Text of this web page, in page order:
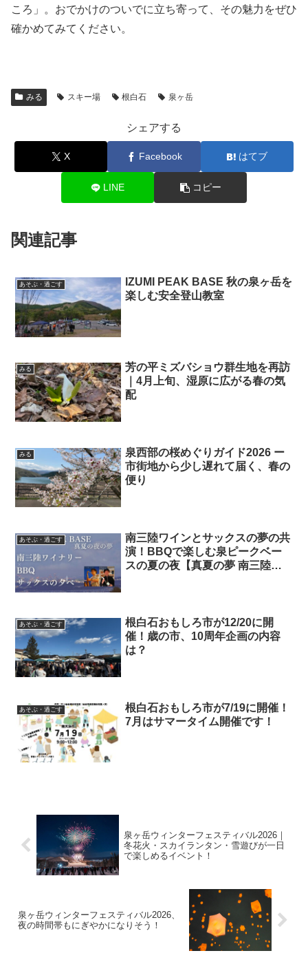
ころ」。おでかけのついでに立ち寄って、その魅力をぜひ
確かめてみてください。
みる スキー場 根白石 泉ヶ岳
シェアする
X Facebook はてブ
LINE コピー
関連記事
あそぶ・過ごす
IZUMI PEAK BASE 秋の泉ヶ岳を
楽しむ安全登山教室
みる
芳の平ミズバショウ群生地を再訪
｜4月上旬、湿原に広がる春の気
配
みる
泉西部の桜めぐりガイド2026 ー
市街地から少し遅れて届く、春の
便り
あそぶ・過ごす
南三陸ワインとサックスの夢の共
演！BBQで楽しむ泉ピークベー
スの夏の夜【真夏の夢 南三陸ワ
あそぶ・過ごす
根白石おもしろ市が12/20に開
催！歳の市、10周年企画の内容
は？
あそぶ・過ごす
根白石おもしろ市が7/19に開催！
7月はサマータイム開催です！
泉ヶ岳ウィンターフェスティバル2026｜
冬花火・スカイランタン・雪遊びが一日
で楽しめるイベント！
泉ヶ岳ウィンターフェスティバル2026、
夜の時間帯もにぎやかになりそう！